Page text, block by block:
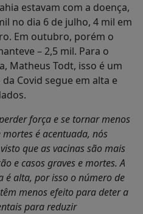
estavam com a doença,
no dia 6 de julho, 4 mil em
Em outubro, porém o
– 2,5 mil. Para o
Matheus Todt, isso é um
Covid segue em alta e
força e se tornar menos
é acentuada, nós
que as vacinas são mais
e casos graves e mortes. A
é alta, por isso o número de
menos efeito para deter a
para reduzir